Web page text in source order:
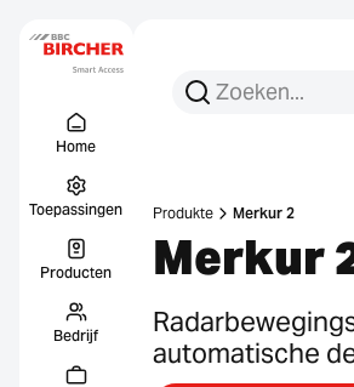
Home
Toepassingen
Producten
Bedrijf
Zoeken:
Zoek op
Produkte Merkur 2
Merkur
automatische